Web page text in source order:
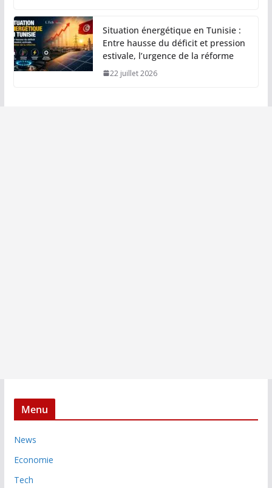
Situation énergétique en Tunisie :
Entre hausse du déficit et pression
estivale, l’urgence de la réforme
22 juillet 2026
Menu
News
Economie
Tech